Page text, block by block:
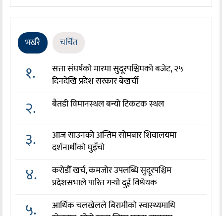
भर्खरै चर्चित
१.
सत्ता संघर्षको मारमा सुदूरपश्चिमको बजेट, २५
दिनदेखि प्रदेश सरकार बेखर्ची
२. बैतडी विमानस्थल बन्यो टिकटक स्थल
३.
आज साउनको अन्तिम सोमबार शिवालयमा
दर्शनार्थीको घुइँचो
४.
करोडौँ खर्च, कमजोर उपलब्धि सुदूरपश्चिम
प्रदेशसभाले पारित गर्‍यो दुई विधेयक
५.
आर्थिक चलखेलले बिरामीको स्वास्थ्यमाथि